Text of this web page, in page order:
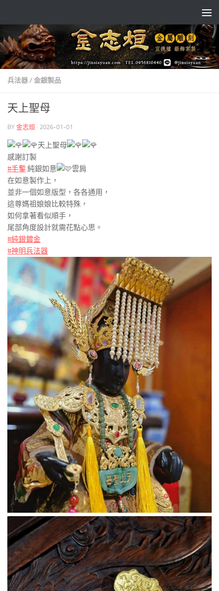
兵法器/金銀製品
天上聖母
BY 金志烜 · 2026-01-01
天上聖母
感謝訂製
#手鏨純銀如意
雲肩
在如意製作上，
並非一個如意版型，各各通用，
這尊媽祖娘娘比較特殊，
如何拿著看似順手，
尾部角度設計就需花點心思。
#純銀鍍金
#神明兵法器